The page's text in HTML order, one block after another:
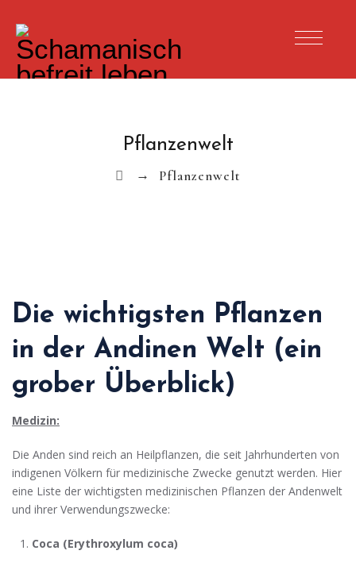
Pflanzenwelt
→ Pflanzenwelt
Die wichtigsten Pflanzen
in der Andinen Welt (ein
grober Überblick)
Medizin:
Die Anden sind reich an Heilpflanzen, die seit Jahrhunderten von
indigenen Völkern für medizinische Zwecke genutzt werden. Hier
eine Liste der wichtigsten medizinischen Pflanzen der Andenwelt
und ihrer Verwendungszwecke:
Coca (Erythroxylum coca)